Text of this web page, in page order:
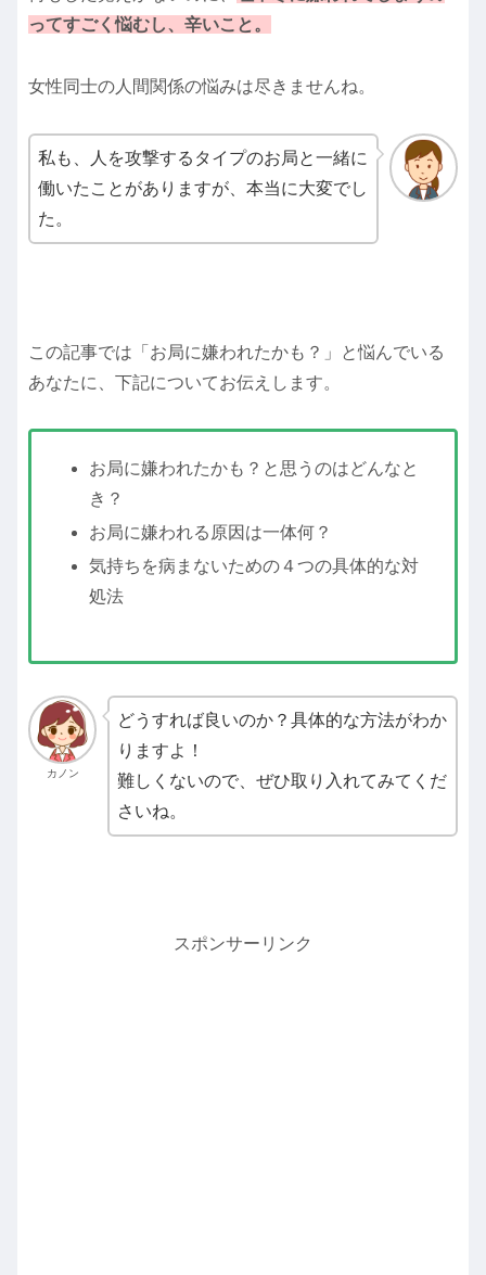
ってすごく悩むし、辛いこと。
女性同士の人間関係の悩みは尽きませんね。
私も、人を攻撃するタイプのお局と一緒に
働いたことがありますが、本当に大変でし
た。
この記事では「お局に嫌われたかも？」と悩んでいる
あなたに、下記についてお伝えします。
お局に嫌われたかも？と思うのはどんなと
き？
お局に嫌われる原因は一体何？
気持ちを病まないための４つの具体的な対
処法
カノン
どうすれば良いのか？具体的な方法がわか
りますよ！
難しくないので、ぜひ取り入れてみてくだ
さいね。
スポンサーリンク